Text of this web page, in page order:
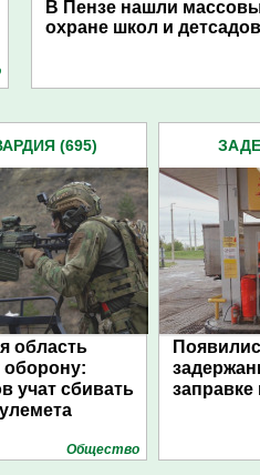
В Пензе нашли
охране школ и детсадов
(695)
область
оборону:
учат сбивать
Общество
заправке